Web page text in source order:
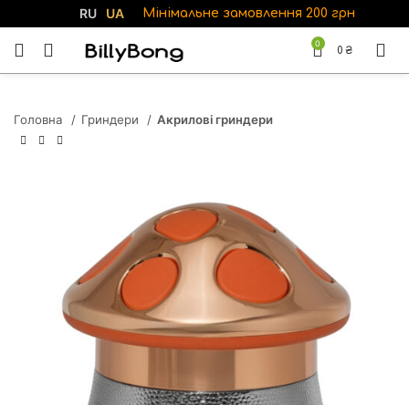
RU UA Мінімальне замовлення 200 грн
0
0 ₴
Головна Гриндери Акрилові гриндери